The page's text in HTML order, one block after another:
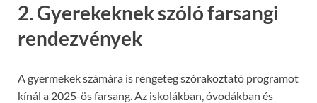
2. Gyerekeknek szóló farsangi
rendezvények
A gyermekek számára is rengeteg szórakoztató programot
kínál a 2025-ös farsang. Az iskolákban, óvodákban és